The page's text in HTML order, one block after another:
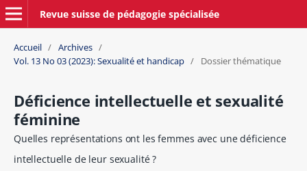
Revue suisse de pédagogie spécialisée
Accueil / Archives /
Vol. 13 No 03 (2023): Sexualité et handicap / Dossier thématique
Déficience intellectuelle et sexualité
féminine
Quelles représentations ont les femmes avec une déficience
intellectuelle de leur sexualité ?